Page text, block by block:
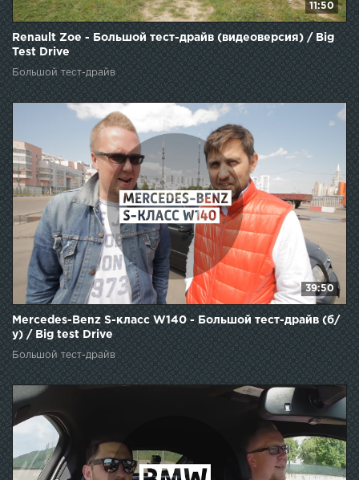
11:50
Renault Zoe - Большой тест-драйв (видеоверсия) / Big
Test Drive
Большой тест-драйв
39:50
Mercedes-Benz S-класс W140 - Большой тест-драйв (б/
у) / Big test Drive
Большой тест-драйв